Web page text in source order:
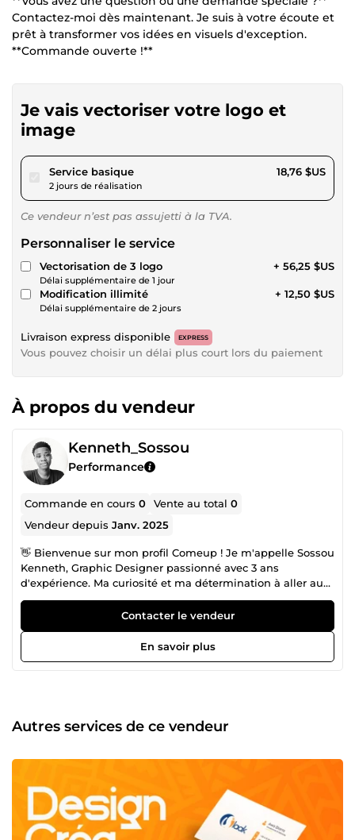
Contactez-moi dès maintenant. Je suis à votre écoute et
prêt à transformer vos idées en visuels d'exception.
**Commande ouverte !**
Je vais vectoriser votre logo et
image
Service basiquepour 17,28 $US
2 jours de réalisation
18,76 $US
Ce vendeur n’est pas assujetti à la TVA.
Personnaliser le service
Vectorisation de 3 logo
Délai supplémentaire de 1 jour
+ 56,25 $US
Modification illimité
Délai supplémentaire de 2 jours
+ 12,50 $US
Livraison express disponible EXPRESS
Vous pouvez choisir un délai plus court lors du paiement
À propos du vendeur
Kenneth_Sossou
Performance
Commande en cours0 Vente au total0
Vendeur depuisJanv. 2025
👋 Bienvenue sur mon profil Comeup ! Je m'appelle Sossou
Kenneth, Graphic Designer passionné avec 3 ans
d'expérience. Ma curiosité et ma détermination à aller au
bout des choses m'ont conduit à transformer ma passion
pour le design en une carrière enrichissante. Certifié par
Gunivers, je mets ma créativité et mon expertise au service
de vos projets. Je suis spécialisé dans : ✅ Création de logos
uniques ✅ Branding sur mesure ✅ Design de flyers
des designs qui reflètent votre identité et captivent votre
audience. Faites confiance à ma passion et à mon
Contacter le vendeur
En savoir plus
Autres services de ce vendeur